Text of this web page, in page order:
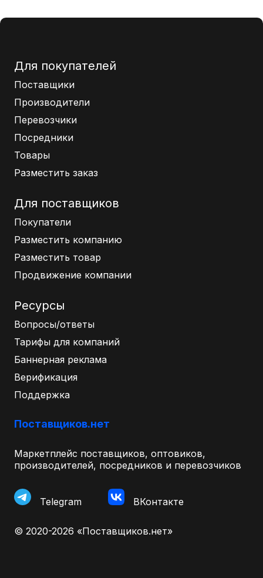
Для покупателей
Поставщики
Производители
Перевозчики
Посредники
Товары
Разместить заказ
Для поставщиков
Покупатели
Разместить компанию
Разместить товар
Продвижение компании
Ресурсы
Вопросы/ответы
Тарифы для компаний
Баннерная реклама
Верификация
Поддержка
Поставщиков.нет
Маркетплейс поставщиков, оптовиков,
производителей, посредников и перевозчиков
Telegram ВКонтакте
© 2020-2026 «Поставщиков.нет»